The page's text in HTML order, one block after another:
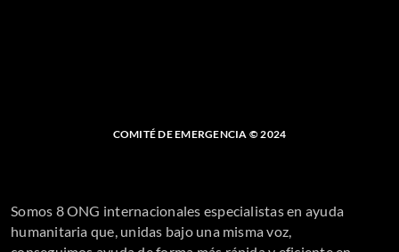
COMITÉ DE EMERGENCIA © 2024
Somos 8 ONG internacionales especialistas en ayuda
humanitaria que, unidas bajo una misma voz,